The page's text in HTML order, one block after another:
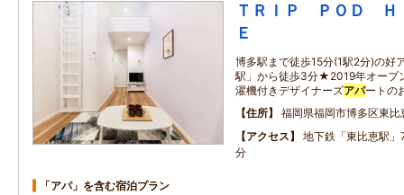
ＴＲＩＰ ＰＯＤ Ｈ
Ｅ
博多駅まで徒歩15分(1駅2分)の好
駅」から徒歩3分★2019年オープ
濯機付きデザイナーズアパートの
住所
福岡県福岡市博多区東
アクセス
地下鉄「東比恵駅
分
「アパ」を含む宿泊プラン